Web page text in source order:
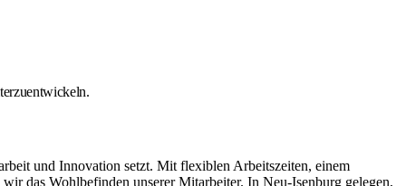
und Innovation setzt. Mit flexiblen Arbeitszeiten, einem
das Wohlbefinden unserer Mitarbeiter. In Neu-Isenburg gelegen,